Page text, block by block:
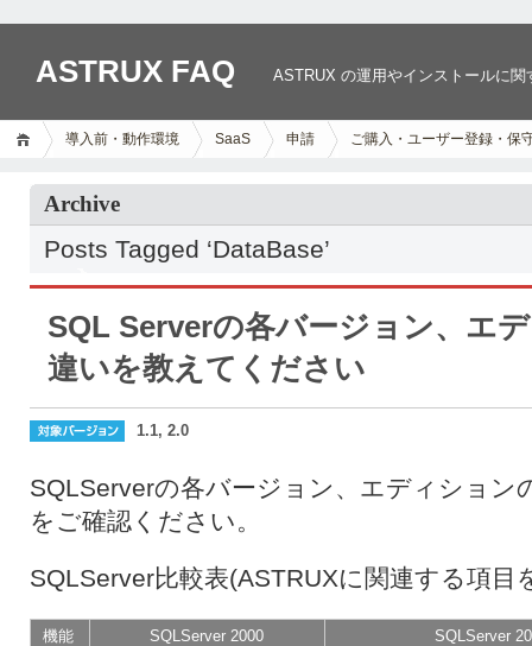
ASTRUX FAQ ASTRUX の運用やインストールに
導入前・動作環境 SaaS 申請 ご購入・ユーザー登録・保
Archive
Posts Tagged ‘DataBase’
SQL Serverの各バージョン、エ
違いを教えてください
1.1, 2.0
SQLServerの各バージョン、エディション
をご確認ください。
SQLServer比較表(ASTRUXに関連する項目
機能 SQLServer 2000
SQLServer